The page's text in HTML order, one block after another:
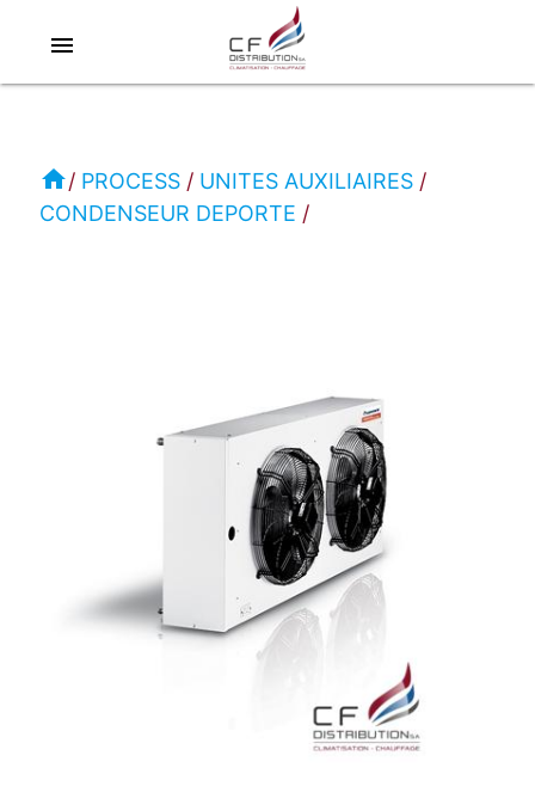
RC
CLIMAVENETA
PROCESS
0121
menu
home PROCESS
UNITES AUXILIAIRES
CONDENSEUR DEPORTE